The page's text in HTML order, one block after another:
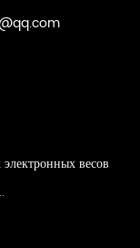
весов
...